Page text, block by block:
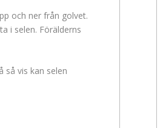
och ner från golvet.
i selen. Förälderns
så vis kan selen